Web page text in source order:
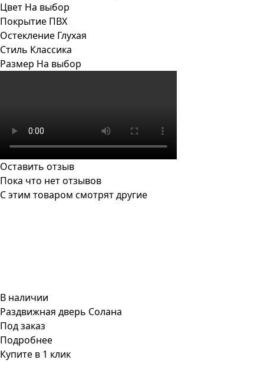
Цвет На выбор
Покрытие ПВХ
Остекление Глухая
Стиль Классика
Размер На выбор
Оставить отзыв
Пока что нет отзывов
С этим товаром смотрят другие
В наличии
Раздвижная дверь Солана
Под заказ
Подробнее
Купите в 1 клик